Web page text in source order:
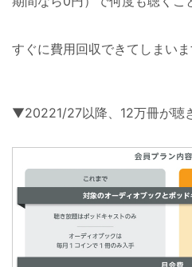
すぐに費用回収できてしまいま
▼20221/27以降、12万冊が聴